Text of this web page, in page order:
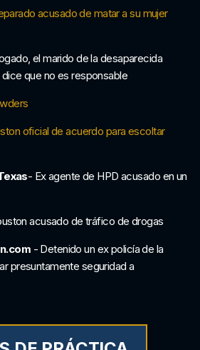
acusado de matar a su mujer
el marido de la desaparecida
que no es responsable
oficial de acuerdo para escoltar
- Ex agente de HPD acusado en un
acusado de tráfico de drogas
- Detenido un ex policía de la
presuntamente seguridad a